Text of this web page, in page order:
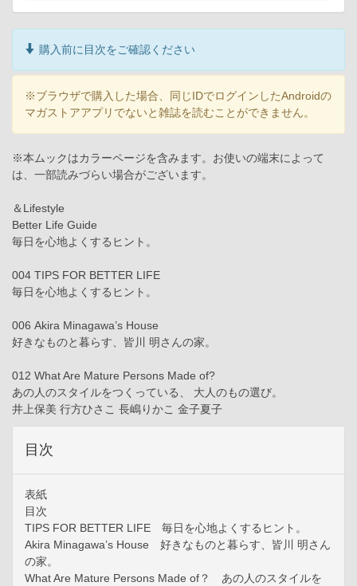
購入前に目次をご確認ください
※ブラウザで購入した場合、同じIDでログインしたAndroidの
マガストアアプリでないと雑誌を読むことができません。
※本ムックはカラーページを含みます。お使いの端末によって
は、一部読みづらい場合がございます。
＆Lifestyle
Better Life Guide
毎日を心地よくするヒント。
004 TIPS FOR BETTER LIFE
毎日を心地よくするヒント。
006 Akira Minagawa’s House
好きなものと暮らす、皆川 明さんの家。
012 What Are Mature Persons Made of?
あの人のスタイルをつくっている、 大人のもの選び。
井上保美 行方ひさこ 長嶋りかこ 金子夏子
目次
表紙
目次
TIPS FOR BETTER LIFE 毎日を心地よくするヒント。
Akira Minagawa’s House 好きなものと暮らす、皆川 明さん
の家。
What Are Mature Persons Made of？ あの人のスタイルを